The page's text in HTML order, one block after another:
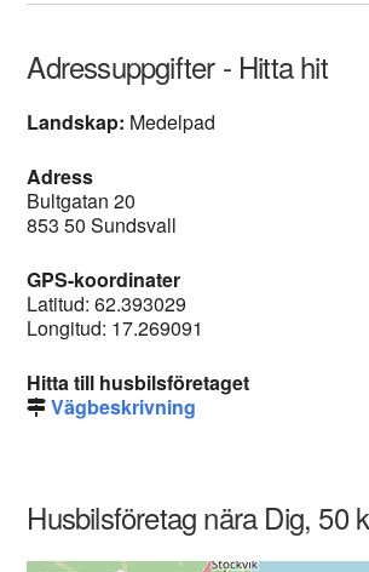
Adressuppgifter - Hitta hit
Landskap: Medelpad
Adress
Bultgatan 20
853 50 Sundsvall
GPS-koordinater
Latitud: 62.393029
Longitud: 17.269091
Hitta till husbilsföretaget
Vägbeskrivning
Husbilsföretag nära Dig, 50